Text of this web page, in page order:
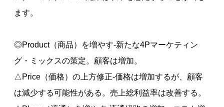
ます。
◎Product（商品）を増やす-新たな4Pマーケティン
グ・ミックスの策定。顧客は増加。
△Price（価格）の上方修正-価格は増加するが、顧客
は減少する可能性がある。売上総利益率は改善する。